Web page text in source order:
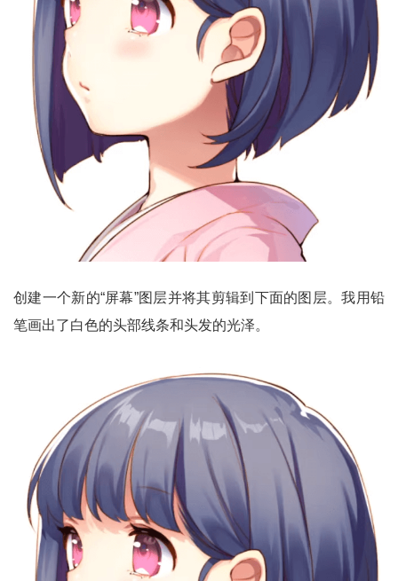
创建一个新的“屏幕”图层并将其剪辑到下面的图层。我用铅
笔画出了白色的头部线条和头发的光泽。